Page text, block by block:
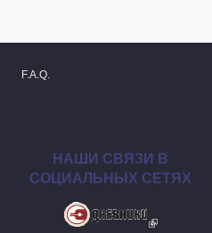
F.A.Q.
НАШИ СВЯЗИ В
СОЦИАЛЬНЫХ СЕТЯХ